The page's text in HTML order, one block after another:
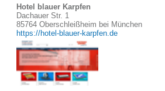
Hotel blauer Karpfen
Dachauer Str. 1
85764 Oberschleißheim bei München
https://hotel-blauer-karpfen.de